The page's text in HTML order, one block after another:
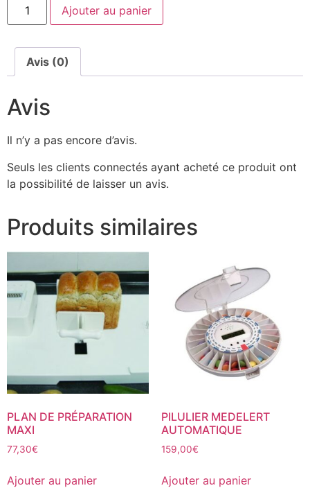
Ajouter au panier
Avis (0)
Avis
Il n’y a pas encore d’avis.
Seuls les clients connectés ayant acheté ce produit ont
la possibilité de laisser un avis.
Produits similaires
PLAN DE PRÉPARATION
MAXI
77,30€
Ajouter au panier
PILULIER MEDELERT
AUTOMATIQUE
159,00€
Ajouter au panier